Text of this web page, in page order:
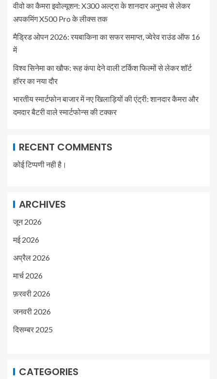
वीवो का कैमरा इवोल्यूशन: X300 अल्ट्रा के शानदार अनुभव से लेकर
अपकमिंग X500 Pro के लीक्स तक
मैड्रिड ओपन 2026: रयबाकिना का सफर समाप्त, ज्वेरेव राउंड ऑफ 16
में
विश्व सिनेमा का खौफ: रूह कंपा देने वाली टर्किश फिल्मों से लेकर शॉर्ट
हॉरर का नया दौर
भारतीय स्मार्टफोन बाजार में नए खिलाड़ियों की एंट्री: शानदार कैमरा और
दमदार बैटरी वाले स्मार्टफोन्स की टक्कर
RECENT COMMENTS
कोई टिप्पणी नही है।
ARCHIVES
जून 2026
मई 2026
अप्रैल 2026
मार्च 2026
फ़रवरी 2026
जनवरी 2026
दिसम्बर 2025
CATEGORIES